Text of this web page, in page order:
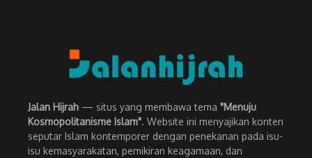
Jalan Hijrah — situs yang membawa tema "Menuju
Kosmopolitanisme Islam". Website ini menyajikan konten
seputar Islam kontemporer dengan penekanan pada isu-
isu kemasyarakatan, pemikiran keagamaan, dan